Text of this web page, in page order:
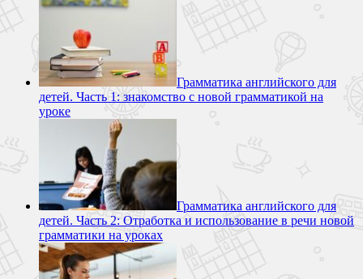
Грамматика английского для
детей. Часть 1: знакомство с новой грамматикой на
уроке
Грамматика английского для
детей. Часть 2: Отработка и использование в речи новой
грамматики на уроках